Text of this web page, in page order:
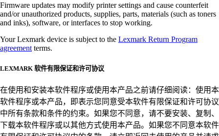
Firmware updates may modify printer settings and cause counterfeit
and/or unauthorized products, supplies, parts, materials (such as toners
and inks), software, or interfaces to stop working.
Your Lexmark device is subject to the Lexmark Return Program
agreement terms.
LEXMARK 软件有限保证和许可协议
在使用和安装本软件程序或使用本产品之前请仔细阅读：使用本
软件程序或本产品，即表示您同意受本软件有限保证和许可协议
中所有条款和条件的约束。如果您不同意，请不要安装、复制、
下载本软件程序或以其他方式使用本产品。如果您不同意本软件